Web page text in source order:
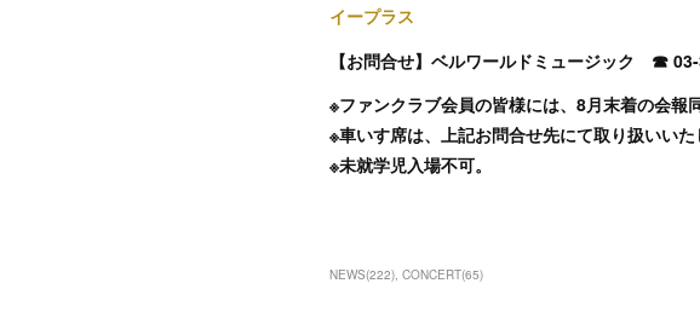
イープラス
【お問合せ】ベルワールドミュージック ☎
※ファンクラブ会員の皆様には、8月末着の会報
※車いす席は、上記お問合せ先にて取り扱いいた
※未就学児入場不可。
NEWS(222) CONCERT(65)